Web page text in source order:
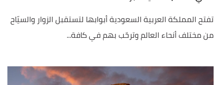
تفتح المملكة العربية السعودية أبوابها لتستقبل الزوار والسيّاح
من مختلف أنحاء العالم وترحّب بهم في كافة...